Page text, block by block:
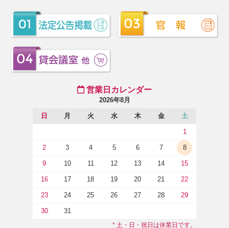
営業日カレンダー
2026年8月
日 月 火 水 木 金 土
1
2 3 4 5 6 7 8
9 10 11 12 13 14 15
16 17 18 19 20 21 22
23 24 25 26 27 28 29
30 31
* 土・日・祝日は休業日です。